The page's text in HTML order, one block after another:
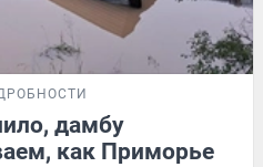
дамбу
как Приморье